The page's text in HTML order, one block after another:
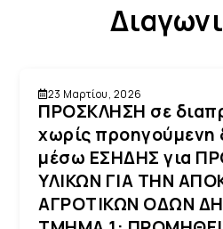
23 Μαρτίου, 2026
ΠΡΟΣΚΛΗΣΗ σε
χωρίς προηγούμενη
μέσω ΕΣΗΔΗΣ για
ΥΛΙΚΩΝ ΓΙΑ ΤΗΝ
ΑΓΡΟΤΙΚΩΝ ΟΔΩΝ